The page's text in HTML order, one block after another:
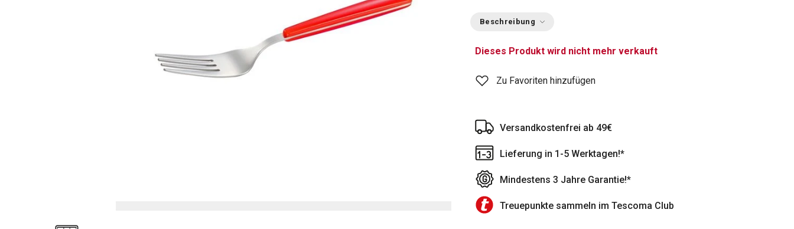
Beschreibung
Dieses Produkt wird nicht mehr verkauft
Zu Favoriten hinzufügen
Versandkostenfrei ab 49€
Lieferung in 1-5 Werktagen!*
Mindestens 3 Jahre Garantie!*
Treuepunkte sammeln im Tescoma Club